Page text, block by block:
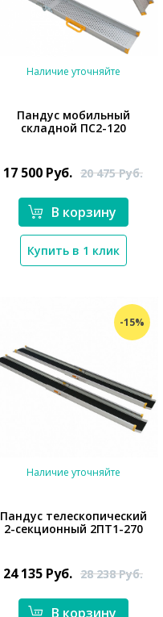
Наличие уточняйте
Пандус мобильный
складной ПС2-120
17 500 Руб. 20 475Руб.
В корзину
Купить в 1 клик
-15%
*}
Наличие уточняйте
Пандус телескопический
2-секционный 2ПТ1-270
24 135 Руб. 28 238Руб.
В корзину